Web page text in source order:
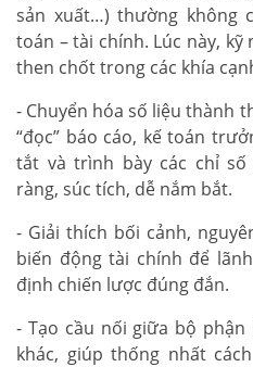
sản xuất…) thường không
toán – tài chính. Lúc này,
then chốt trong các khía
- Chuyển hóa số liệu thành
“đọc” báo cáo, kế toán
tắt và trình bày các chỉ
ràng, súc tích, dễ nắm bắt.
- Giải thích bối cảnh,
biến động tài chính để
định chiến lược đúng đắn.
- Tạo cầu nối giữa bộ
khác, giúp thống nhất